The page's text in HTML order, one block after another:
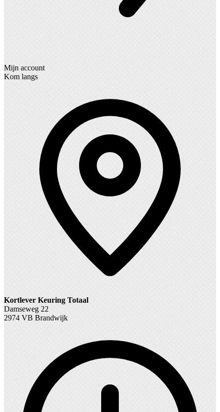
Mijn account
Kom langs
Kortlever Keuring Totaal
Damseweg 22
2974 VB Brandwijk